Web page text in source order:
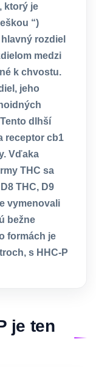
ktorý je
“)
rozdiel
medzi
k chvostu.
jeho
dlhší
receptor cb1
Vďaka
THC sa
THC, D9
vymenovali
bežne
formách je
s HHC-P
je ten